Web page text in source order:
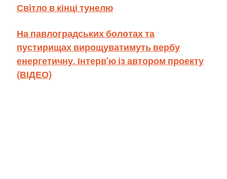
Світло в кінці тунелю
На павлоградських болотах та
пустирищах вирощуватимуть вербу
енергетичну. Інтерв’ю із автором проекту
(ВІДЕО)